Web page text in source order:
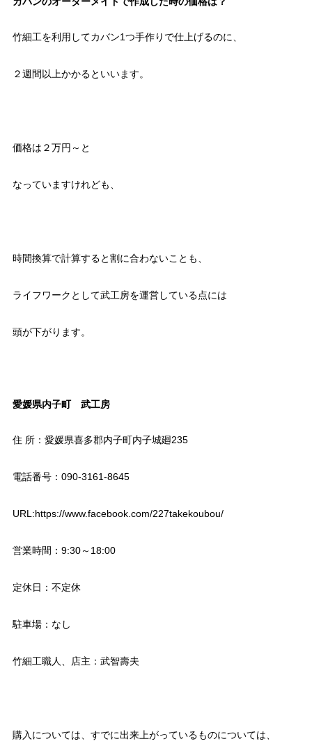
竹細工を利用してカバン1つ手作りで仕上げるのに、
２週間以上かかるといいます。
価格は２万円～と
なっていますけれども、
時間換算で計算すると割に合わないことも、
ライフワークとして武工房を運営している点には
頭が下がります。
愛媛県内子町 武工房
住 所：愛媛県喜多郡内子町内子城廻235
電話番号：090-3161-8645
URL:https://www.facebook.com/227takekoubou/
営業時間：9:30～18:00
定休日：不定休
駐車場：なし
竹細工職人、店主：武智壽夫
購入については、すでに出来上がっているものについては、